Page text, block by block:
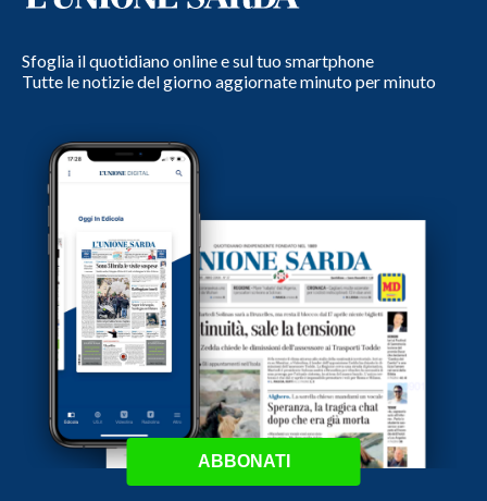
Sfoglia il quotidiano online e sul tuo smartphone
Tutte le notizie del giorno aggiornate minuto per minuto
ABBONATI